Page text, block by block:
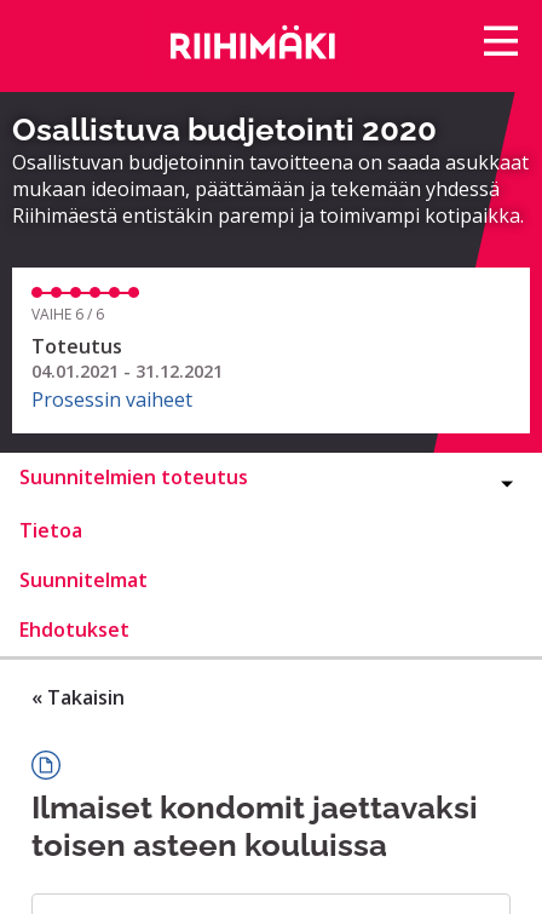
Osallistuva budjetointi 2020
Osallistuvan budjetoinnin tavoitteena on saada asukkaat
mukaan ideoimaan, päättämään ja tekemään yhdessä
Riihimäestä entistäkin parempi ja toimivampi kotipaikka.
VAIHE 6 / 6
Toteutus
04.01.2021 - 31.12.2021
Prosessin vaiheet
Suunnitelmien toteutus
Tietoa
Suunnitelmat
Ehdotukset
« Takaisin
Ilmaiset kondomit jaettavaksi
toisen asteen kouluissa